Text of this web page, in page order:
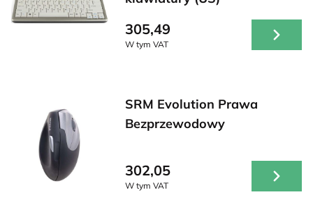
305,49
W tym VAT
SRM Evolution Prawa
Bezprzewodowy
302,05
W tym VAT